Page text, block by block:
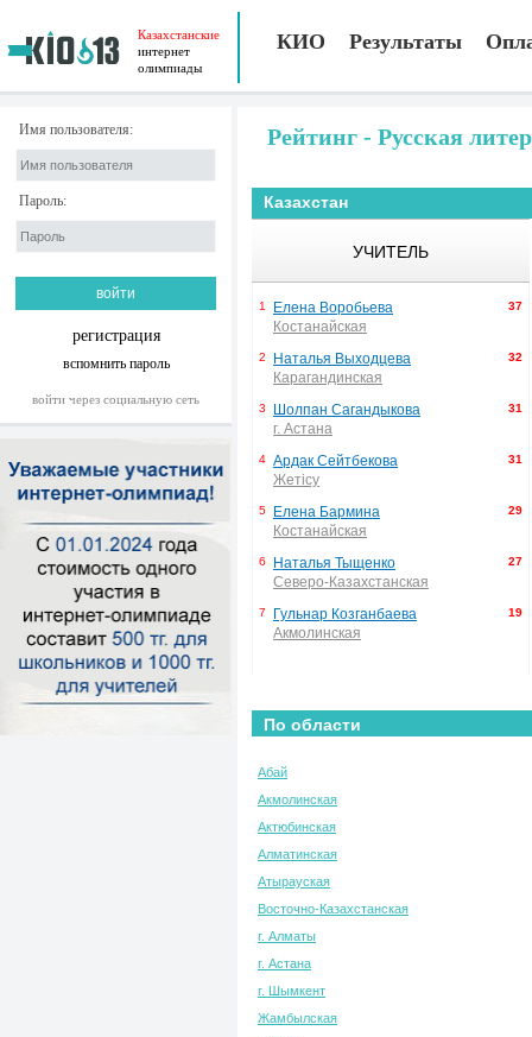
Казахстанские
интернет
олимпиады
КИО Результаты
Имя пользователя:
Пароль:
регистрация
вспомнить пароль
войти через социальную сеть
Рейтинг - Русская
Казахстан
УЧИТЕЛЬ
1
Елена Воробьева
Костанайская
37
2
Наталья Выходцева
Карагандинская
32
3
Шолпан Сагандыкова
г. Астана
31
4 Ардак Сейтбекова
Жетісу
31
5
Елена Бармина
Костанайская
29
6
Наталья Тыщенко
Северо-Казахстанская
27
7
Гульнар Козганбаева
Акмолинская
19
По области
Абай
Акмолинская
Актюбинская
Алматинская
Атырауская
Восточно-Казахстанская
г. Алматы
г. Астана
г. Шымкент
Жамбылская